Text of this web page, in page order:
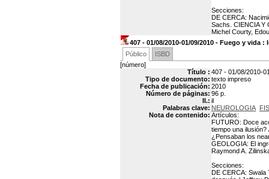
Secciones:
DE CERCA:
Sachs. CIENCIA Y
Michel Courty,
407 - 01/08/2010-01/09/2010 - Fuego y
Público
ISBD
[número]
Título : 407 - 01/08/2010-
Tipo de documento: texto impreso
Fecha de publicación: 2010
Número de páginas: 96 p.
Il.: il
Palabras clave: NEUROLOGIA
Nota de contenido: Artículos:
FUTURO: Doce
tiempo una
¿Pensaban los
GEOLOGIA: El
Raymond A.
Secciones:
DE CERCA: Swala